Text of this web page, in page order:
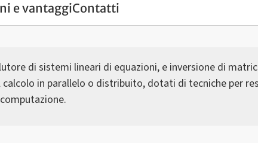
e vantaggiContatti
di sistemi lineari di equazioni, e inversione di
in parallelo o distribuito, dotati di tecniche per